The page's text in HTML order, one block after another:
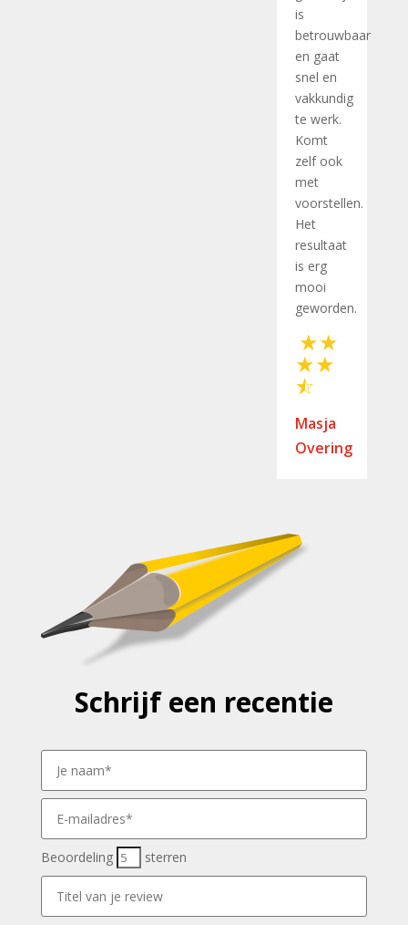
is
betrouwbaar
en gaat
snel en
vakkundig
te werk.
Komt
zelf ook
met
voorstellen.
Het
resultaat
is erg
mooi
geworden.
Masja
Overing
Schrijf een recentie
Beoordeling sterren